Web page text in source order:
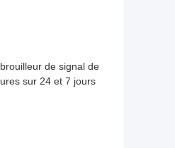
de signal de
sur 24 et 7 jours